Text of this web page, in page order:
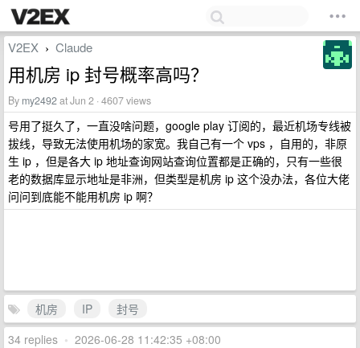
V2EX › Claude
用机房 ip 封号概率高吗？
By my2492at Jun 2 · 4607 views
号用了挺久了，一直没啥问题，google play 订阅的，最近机场专线被
拔线，导致无法使用机场的家宽。我自己有一个 vps ，自用的，非原
生 ip ，但是各大 ip 地址查询网站查询位置都是正确的，只有一些很
老的数据库显示地址是非洲，但类型是机房 ip 这个没办法，各位大佬
问问到底能不能用机房 ip 啊？
机房 IP
封号
34 replies • 2026-06-28 11:42:35 +08:00